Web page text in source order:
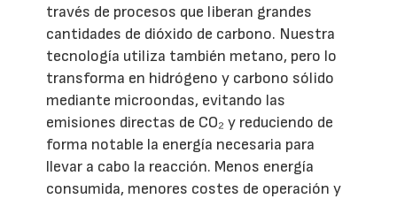
través de procesos que liberan grandes
cantidades de dióxido de carbono. Nuestra
tecnología utiliza también metano, pero lo
transforma en hidrógeno y carbono sólido
mediante microondas, evitando las
emisiones directas de CO₂ y reduciendo de
forma notable la energía necesaria para
llevar a cabo la reacción. Menos energía
consumida, menores costes de operación y